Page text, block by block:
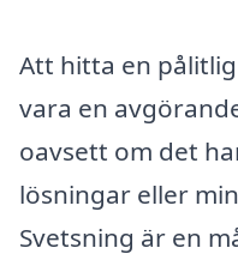
Att hitta en
vara en
oavsett om det
lösningar eller
Svetsning är en